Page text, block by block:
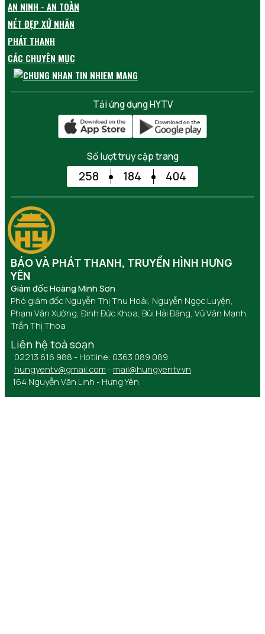
AN NINH - AN TOÀN
NÉT ĐẸP XỨ NHÃN
PHÁT THANH
CÁC CHUYÊN MỤC
Tải ứng dụng HYTV
Số lượt truy cập trang
258 184 404
BÁO VÀ PHÁT THANH, TRUYỀN HÌNH HƯNG
YÊN
Giám đốc Hoàng Minh Sơn
Phó giám đốc Nguyễn Thị Thu Hoài, Nguyễn Ngọc Luyện,
Phạm Văn Xướng, Đinh Đức Khoa, Bùi Hải Đăng, Vũ Văn Mạnh,
Trần Thị Thoa
Liên hệ toà soạn
02213 616 988 - Hotline: 0363 089 089
hungyentv@gmail.com - mail@hungyentv.vn
164 Nguyễn Văn Linh - Hưng Yên